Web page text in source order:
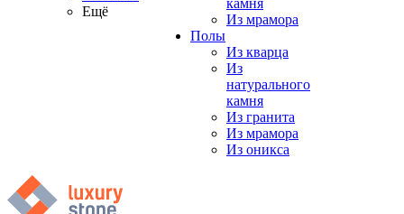
Ещё
камня
Из мрамора
Полы
Из кварца
Из
натурального
камня
Из гранита
Из мрамора
Из оникса